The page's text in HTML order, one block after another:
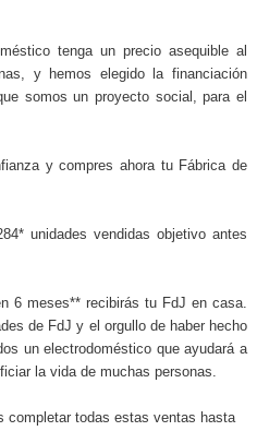
tenga un precio asequible al
y hemos elegido la financiación
somos un proyecto social, para el
y compres ahora tu Fábrica de
unidades vendidas objetivo antes
6 meses** recibirás tu FdJ en casa.
de FdJ y el orgullo de haber hecho
un electrodoméstico que ayudará a
la vida de muchas personas.
completar todas estas ventas hasta